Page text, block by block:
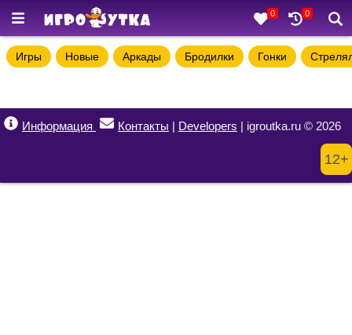
0 0
Игры Новые Аркады Бродилки Гонки
Информация Контакты | Developers | igroutka.ru © 2026
12+